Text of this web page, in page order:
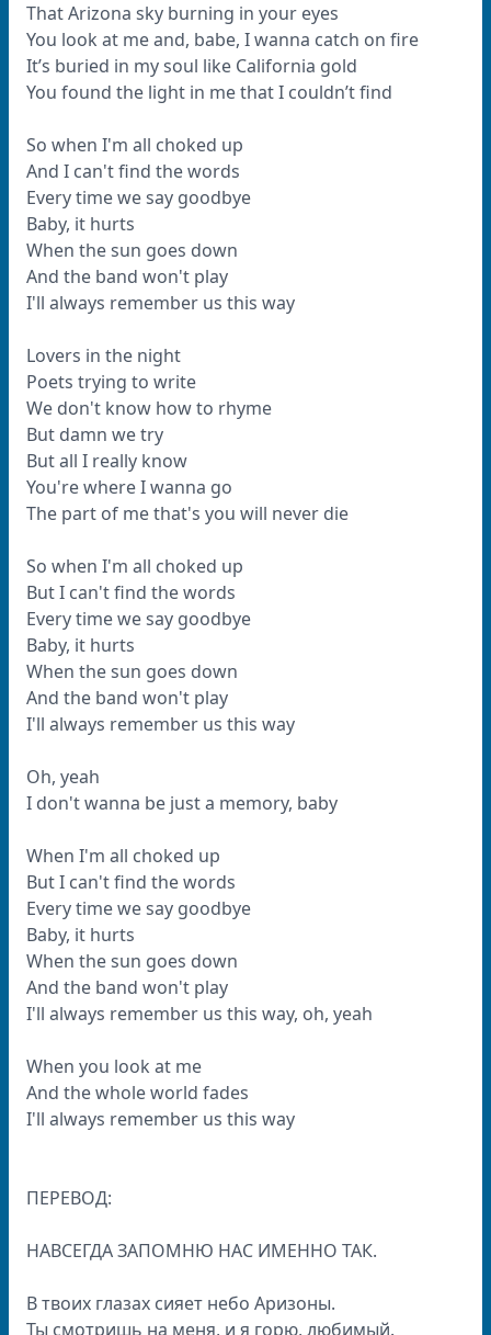
That Arizona sky burning in your eyes
You look at me and, babe, I wanna catch on fire
It’s buried in my soul like California gold
You found the light in me that I couldn’t find
So when I'm all choked up
And I can't find the words
Every time we say goodbye
Baby, it hurts
When the sun goes down
And the band won't play
I'll always remember us this way
Lovers in the night
Poets trying to write
We don't know how to rhyme
But damn we try
But all I really know
You're where I wanna go
The part of me that's you will never die
So when I'm all choked up
But I can't find the words
Every time we say goodbye
Baby, it hurts
When the sun goes down
And the band won't play
I'll always remember us this way
Oh, yeah
I don't wanna be just a memory, baby
When I'm all choked up
But I can't find the words
Every time we say goodbye
Baby, it hurts
When the sun goes down
And the band won't play
I'll always remember us this way, oh, yeah
When you look at me
And the whole world fades
I'll always remember us this way
ПЕРЕВОД:
НАВСЕГДА ЗАПОМНЮ НАС ИМЕННО ТАК.
В твоих глазах сияет небо Аризоны.
Ты смотришь на меня, и я горю, любимый.